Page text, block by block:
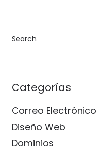
Categorías
Correo Electrónico
Diseño Web
Dominios